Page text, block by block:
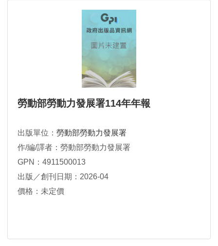
勞動部勞動⼒發展署114年年報
出版單位： 勞動部勞動力發展署
作/編/譯者：勞動部勞動⼒發展署
GPN：4911500013
出版／創刊日期：2026-04
價格：未定價